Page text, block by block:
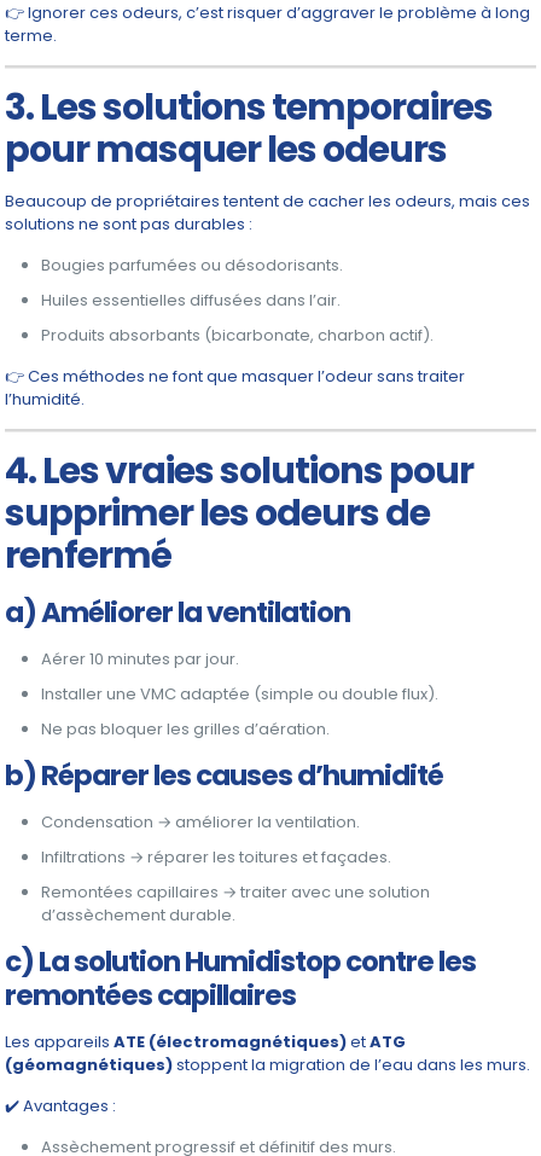
👉 Ignorer ces odeurs, c’est risquer d’aggraver le problème à long
terme.
3. Les solutions temporaires
pour masquer les odeurs
Beaucoup de propriétaires tentent de cacher les odeurs, mais ces
solutions ne sont pas durables :
Bougies parfumées ou désodorisants.
Huiles essentielles diffusées dans l’air.
Produits absorbants (bicarbonate, charbon actif).
👉 Ces méthodes ne font que masquer l’odeur sans traiter
l’humidité.
4. Les vraies solutions pour
supprimer les odeurs de
renfermé
a) Améliorer la ventilation
Aérer 10 minutes par jour.
Installer une VMC adaptée (simple ou double flux).
Ne pas bloquer les grilles d’aération.
b) Réparer les causes d’humidité
Condensation → améliorer la ventilation.
Infiltrations → réparer les toitures et façades.
Remontées capillaires → traiter avec une solution
d’assèchement durable.
c) La solution Humidistop contre les
remontées capillaires
Les appareilsATE (électromagnétiques)etATG
(géomagnétiques)stoppent la migration de l’eau dans les murs.
✔️ Avantages :
Assèchement progressif et définitif des murs.